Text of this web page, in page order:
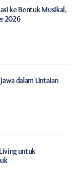
in this browser for
ke Bentuk Musikal,
2026
dalam Untaian
untuk